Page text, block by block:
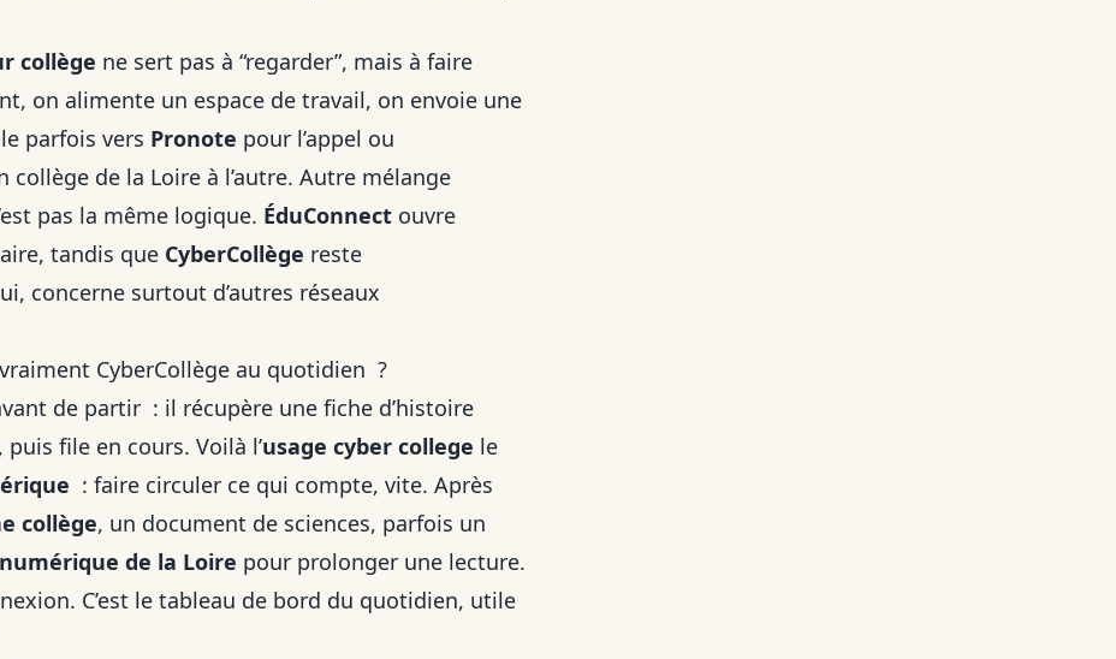
collège ne sert pas à “regarder”, mais à faire
on alimente un espace de travail, on envoie une
parfois vers Pronote pour l’appel ou
collège de la Loire à l’autre. Autre mélange
pas la même logique. ÉduConnect ouvre
tandis que CyberCollège reste
concerne surtout d’autres réseaux
CyberCollège au quotidien ?
de partir : il récupère une fiche d’histoire
file en cours. Voilà l’usage cyber college le
: faire circuler ce qui compte, vite. Après
collège, un document de sciences, parfois un
de la Loire pour prolonger une lecture.
C’est le tableau de bord du quotidien, utile